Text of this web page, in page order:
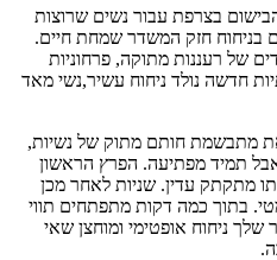
בצרפת עבור נשים שרוצות
בניחוח חזק המשדר שמחת חיים.
של רעננות מתוקה, פרחוניות
חדשה נולד ניחוח עשיר,נשי מאד
מתבשמת חותם מתוק של נשיות,
תמיד מפתיעה. הפרץ הראשון
מתקתק עדין. שניות לאחר מכן
בתוך כמה דקות מתפתחים תווי
ניחוח אופטימי ומוחצן שאי